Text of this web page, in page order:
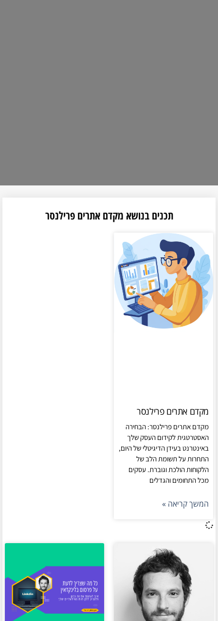
תכנים בנושא מקדם אתרים פרילנסר
מקדם אתרים פרילנסר
מקדם אתרים פרילנסר: הבחירה
האסטרטגית לקידום העסק שלך
באינטרנט בעידן הדיגיטלי של היום,
התחרות על תשומת הלב של
הלקוחות הולכת וגוברת. עסקים
מכל התחומים והגדלים
המשך קריאה »